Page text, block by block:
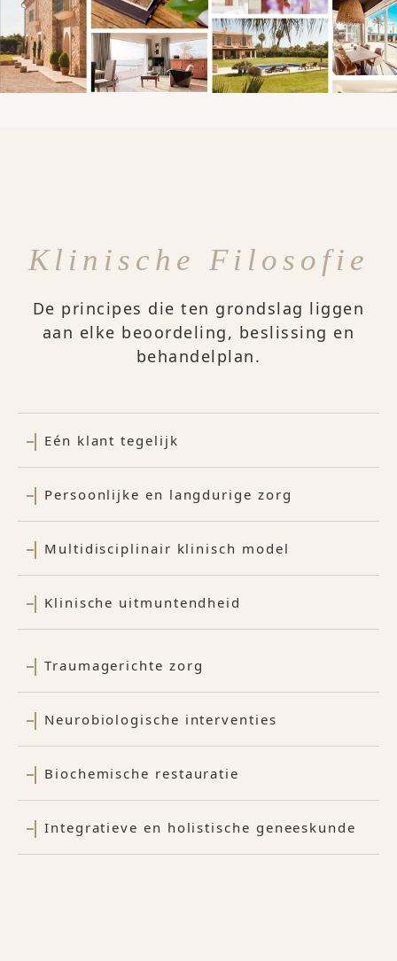
Klinische Filosofie
De principes die ten grondslag liggen
aan elke beoordeling, beslissing en
behandelplan.
Eén klant tegelijk
Persoonlijke en langdurige zorg
Multidisciplinair klinisch model
Klinische uitmuntendheid
Traumagerichte zorg
Neurobiologische interventies
Biochemische restauratie
Integratieve en holistische geneeskunde